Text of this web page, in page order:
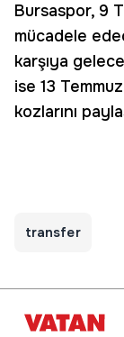
Bursaspor, 9
mücadele
karşıya
ise 13
kozlarını
transfer